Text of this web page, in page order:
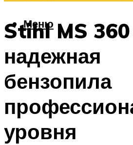
Меню
Stihl MS
надежная
бензопила
уровня